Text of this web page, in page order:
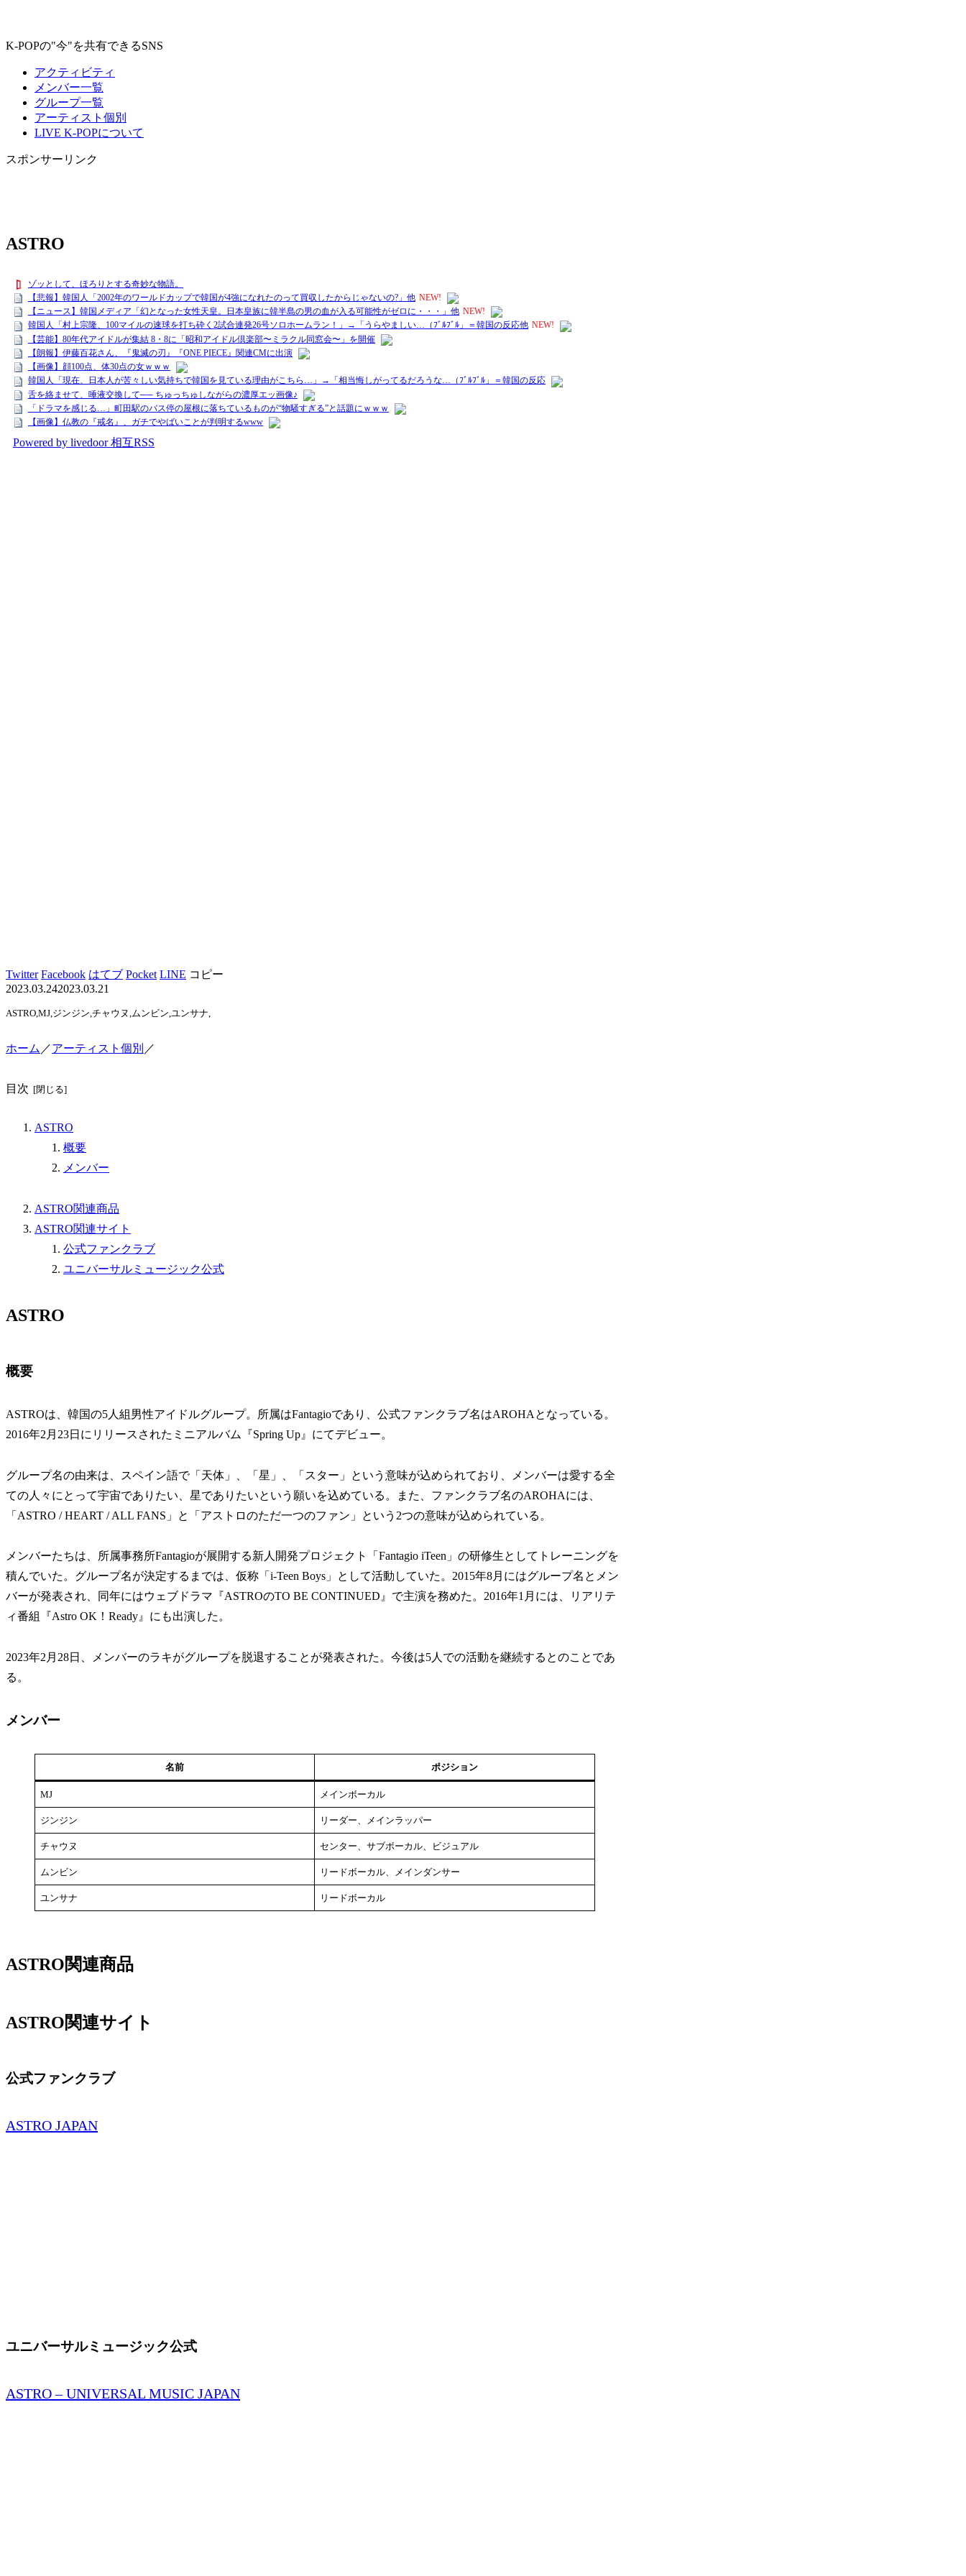
K-POPの"今"を共有できるSNS
アクティビティ
メンバー一覧
グループ一覧
アーティスト個別
LIVE K-POPについて
スポンサーリンク
ASTRO
ゾッとして、ほろりとする奇妙な物語。
【悲報】韓国人「2002年のワールドカップで韓国が4強になれたのって買収したからじゃないの?」他 NEW!
【ニュース】韓国メディア「幻となった女性天皇。日本皇族に韓半島の男の血が入る可能性がゼロに・・・」他 NEW!
韓国人「村上宗隆、100マイルの速球を打ち砕く2試合連発26号ソロホームラン！」→「うらやましい…（ﾌﾞﾙﾌﾞﾙ」＝韓国の反応他 NEW!
【芸能】80年代アイドルが集結 8・8に「昭和アイドル倶楽部〜ミラクル同窓会〜」を開催
【朗報】伊藤百花さん、『鬼滅の刃』『ONE PIECE』関連CMに出演
【画像】顔100点、体30点の女ｗｗｗ
韓国人「現在、日本人が苦々しい気持ちで韓国を見ている理由がこちら…」→「相当悔しがってるだろうな…（ﾌﾞﾙﾌﾞﾙ」＝韓国の反応
舌を絡ませて、唾液交換して── ちゅっちゅしながらの濃厚エッ画像♪
「ドラマを感じる…」町田駅のバス停の屋根に落ちているものが“物騒すぎる”と話題にｗｗｗ
【画像】仏教の『戒名』、ガチでやばいことが判明するwww
Powered by livedoor 相互RSS
Twitter Facebook はてブ Pocket LINE コピー
2023.03.242023.03.21
ASTRO,MJ,ジンジン,チャウヌ,ムンビン,ユンサナ,
ホーム ／アーティスト個別 ／
目次
ASTRO
概要
メンバー
ASTRO関連商品
ASTRO関連サイト
公式ファンクラブ
ユニバーサルミュージック公式
ASTRO
概要
ASTROは、韓国の5人組男性アイドルグループ。所属はFantagioであり、公式ファンクラブ名はAROHAとなっている。
2016年2月23日にリリースされたミニアルバム『Spring Up』にてデビュー。
グループ名の由来は、スペイン語で「天体」、「星」、「スター」という意味が込められており、メンバーは愛する全
ての人々にとって宇宙でありたい、星でありたいという願いを込めている。また、ファンクラブ名のAROHAには、
「ASTRO / HEART / ALL FANS」と「アストロのただ一つのファン」という2つの意味が込められている。
メンバーたちは、所属事務所Fantagioが展開する新人開発プロジェクト「Fantagio iTeen」の研修生としてトレーニングを
積んでいた。グループ名が決定するまでは、仮称「i-Teen Boys」として活動していた。2015年8月にはグループ名とメン
バーが発表され、同年にはウェブドラマ『ASTROのTO BE CONTINUED』で主演を務めた。2016年1月には、リアリテ
ィ番組『Astro OK！Ready』にも出演した。
2023年2月28日、メンバーのラキがグループを脱退することが発表された。今後は5人での活動を継続するとのことであ
る。
メンバー
名前 ポジション
MJ メインボーカル
ジンジン リーダー、メインラッパー
チャウヌ センター、サブボーカル、ビジュアル
ムンビン リードボーカル、メインダンサー
ユンサナ リードボーカル
ASTRO関連商品
ASTRO関連サイト
公式ファンクラブ
ASTRO JAPAN
ユニバーサルミュージック公式
ASTRO – UNIVERSAL MUSIC JAPAN